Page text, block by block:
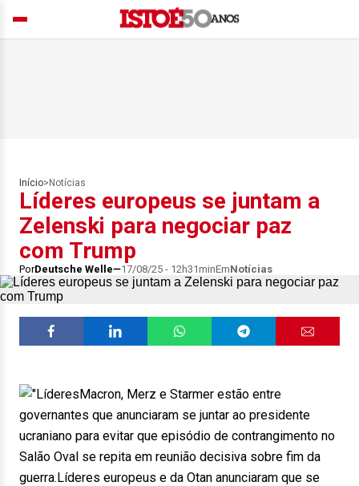
Início> Notícias
Líderes europeus se juntam a
Zelenski para negociar paz
com Trump
PorDeutsche Welle 17/08/25 - 12h31minEmNotícias
Macron, Merz e Starmer estão entre
governantes que anunciaram se juntar ao presidente
ucraniano para evitar que episódio de contrangimento no
Salão Oval se repita em reunião decisiva sobre fim da
guerra.Líderes europeus e da Otan anunciaram que se